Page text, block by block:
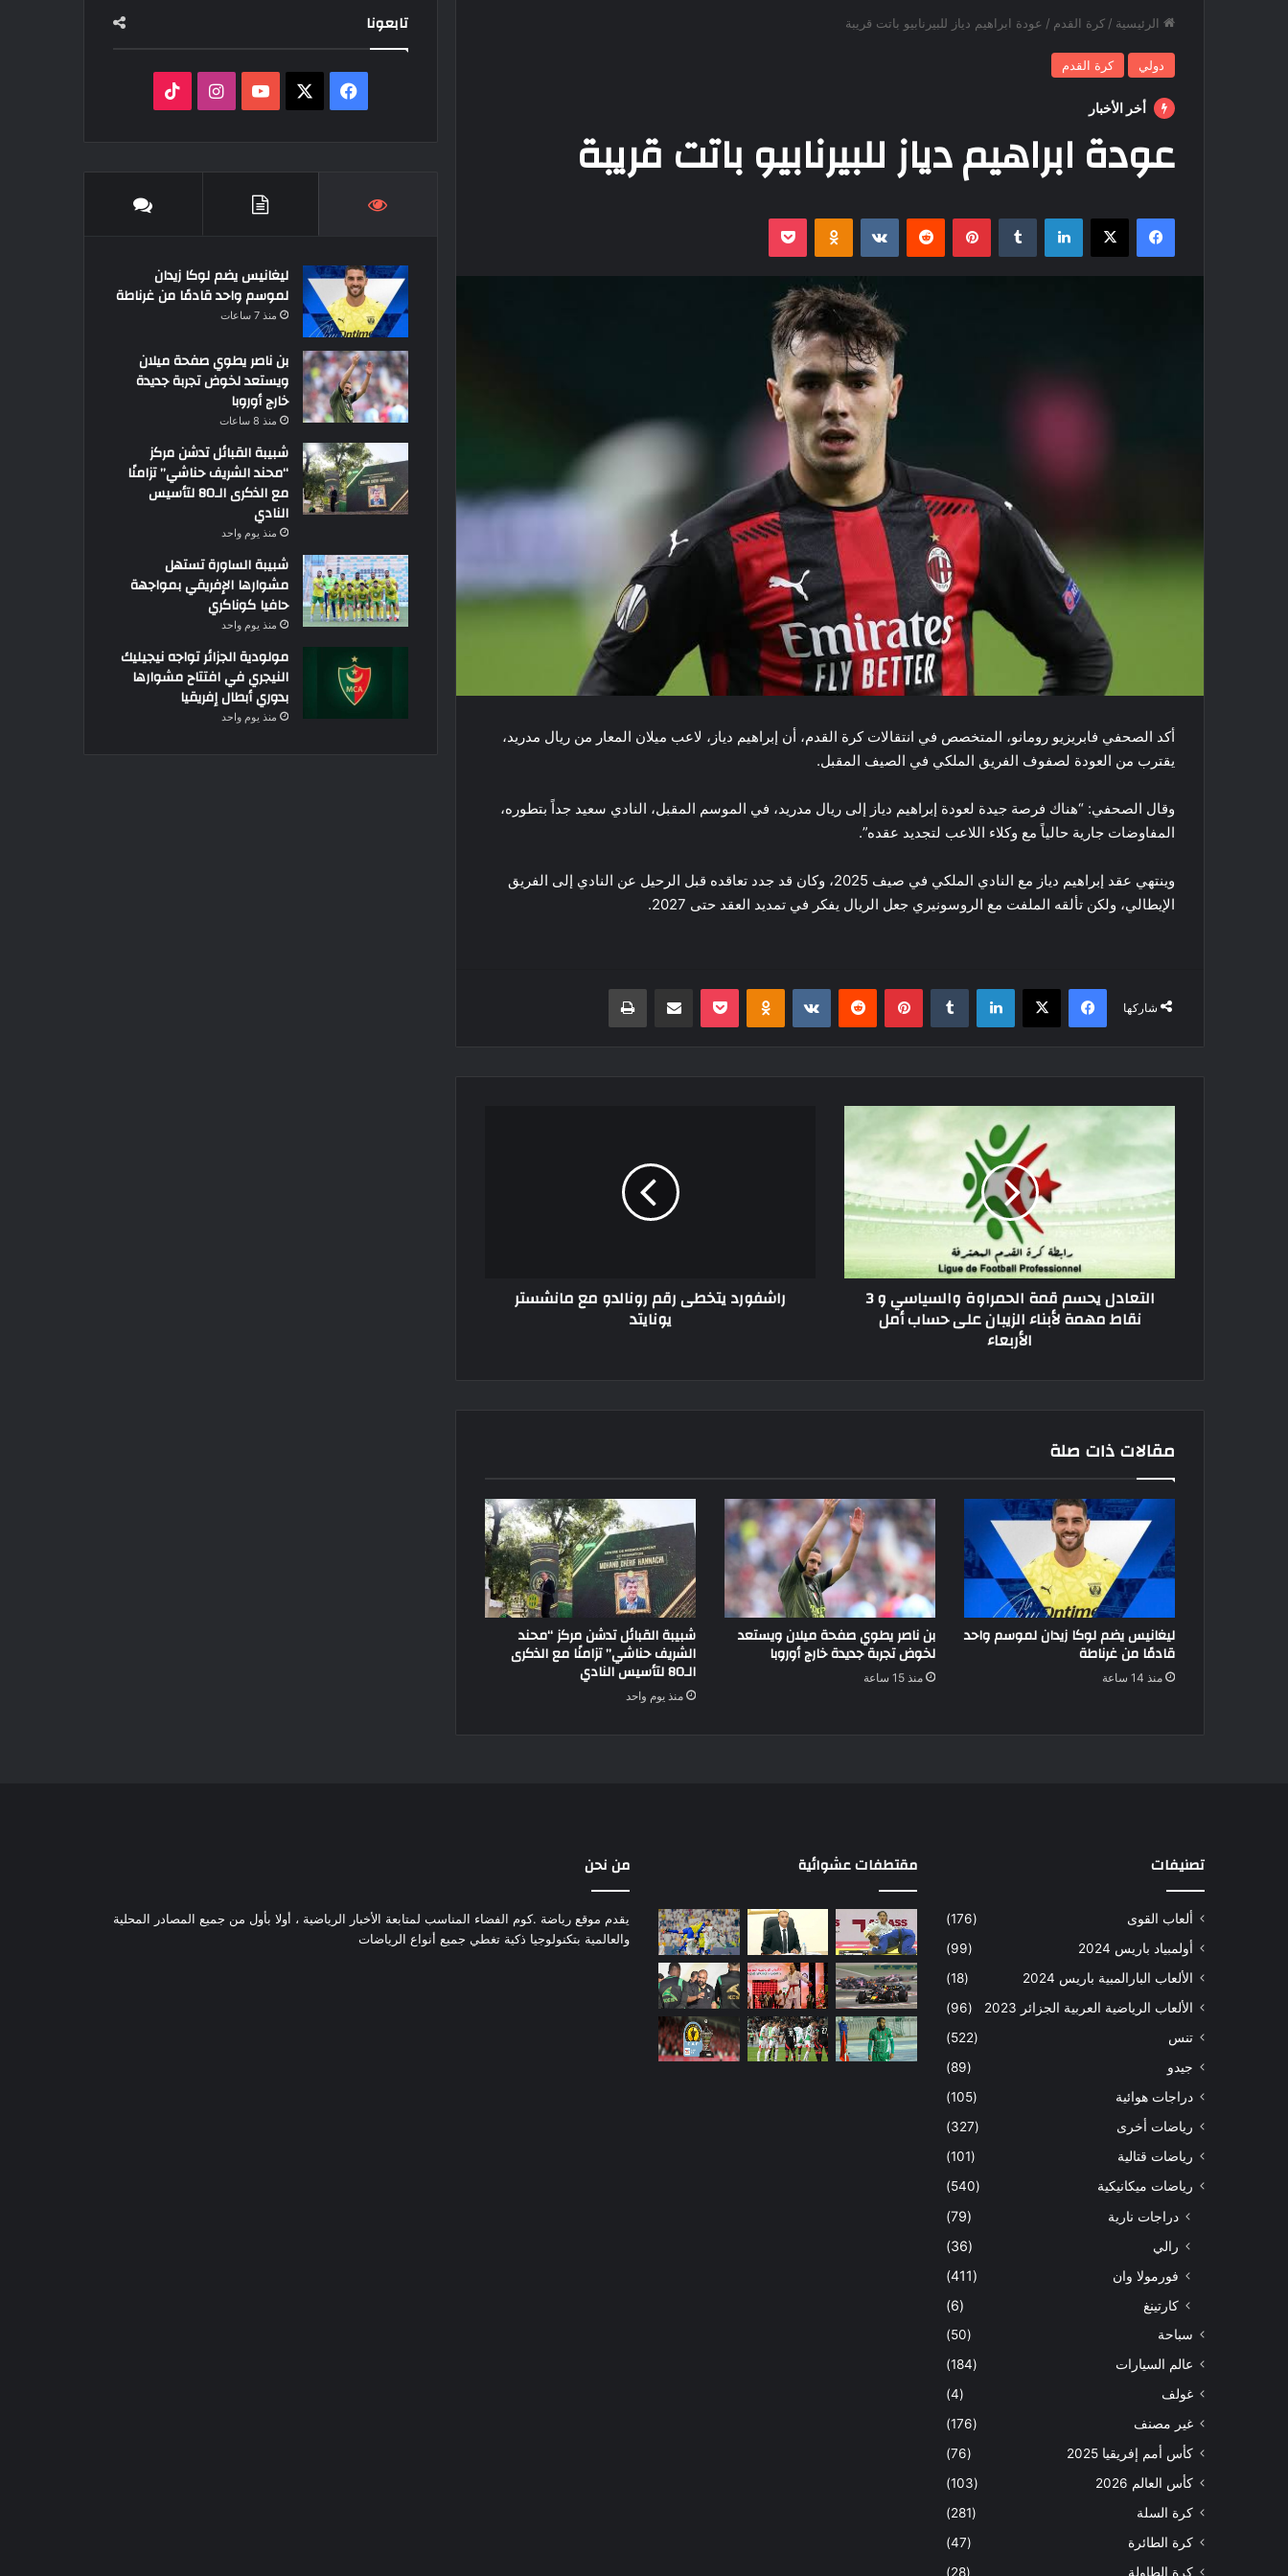
الرئيسية / كرة القدم / عودة ابراهيم دياز للبيرنابيو باتت قريبة
دولي كرة القدم
أخر الأخبار
عودة ابراهيم دياز للبيرنابيو باتت قريبة
فيسبوك ‫X لينكدإن بينتيريست Odnoklassniki
‫Pocket
أكد الصحفي فابريزيو رومانو، المتخصص في انتقالات كرة القدم، أن إبراهيم دياز، لاعب ميلان المعار من ريال مدريد،
يقترب من العودة لصفوف الفريق الملكي في الصيف المقبل.
وقال الصحفي: “هناك فرصة جيدة لعودة إبراهيم دياز إلى ريال مدريد، في الموسم المقبل، النادي سعيد جداً بتطوره،
المفاوضات جارية حالياً مع وكلاء اللاعب لتجديد عقده”.
وينتهي عقد إبراهيم دياز مع النادي الملكي في صيف 2025، وكان قد جدد تعاقده قبل الرحيل عن النادي إلى الفريق
الإيطالي، ولكن تألقه الملفت مع الروسونيري جعل الريال يفكر في تمديد العقد حتى 2027.
شاركها
فيسبوك ‫X لينكدإن بينتيريست Odnoklassniki
‫Pocket مشاركة عبر البريد طباعة
يحسم
الحمراوة
والسياسي
و
مهمة
لأبناء
الزيبان
التعادل يحسم قمة الحمراوة والسياسي و 3
نقاط مهمة لأبناء الزيبان على حساب أمل
الأربعاء
راشفورد يتخطى رقم رونالدو مع مانشستر
يونايتد
مقالات ذات صلة
ليغانيس يضم لوكا زيدان لموسم واحد
قادمًا من غرناطة
منذ 14 ساعة
بن ناصر يطوي صفحة ميلان ويستعد
لخوض تجربة جديدة خارج أوروبا
منذ 15 ساعة
شبيبة القبائل تدشن مركز “محند
الشريف حناشي” تزامنًا مع الذكرى
الـ80 لتأسيس النادي
منذ يوم واحد
تابعونا
فيسبوك ‫YouTubeانستقرام
ليغانيس يضم لوكا زيدان
لموسم واحد قادمًا من غرناطة
منذ 7 ساعات
بن ناصر يطوي صفحة ميلان
ويستعد لخوض تجربة جديدة
خارج أوروبا
منذ 8 ساعات
شبيبة القبائل تدشن مركز
“محند الشريف حناشي” تزامنًا
مع الذكرى الـ80 لتأسيس
النادي
منذ يوم واحد
شبيبة الساورة تستهل
مشوارها الإفريقي بمواجهة
حافيا كوناكري
منذ يوم واحد
مولودية الجزائر تواجه نيجيليك
النيجري في افتتاح مشوارها
بدوري أبطال إفريقيا
منذ يوم واحد
تصنيفات
ألعاب القوى
(176)
أولمبياد باريس 2024
(99)
الألعاب البارالمبية باريس 2024
(18)
الألعاب الرياضية العربية الجزائر 2023
(96)
تنس
(522)
جيدو
(89)
دراجات هوائية
(105)
رياضات أخرى
(327)
رياضات قتالية
(101)
رياضات ميكانيكية
(540)
دراجات نارية
(79)
رالي
(36)
فورمولا وان
(411)
كارتينغ
(6)
سباحة
(50)
عالم السيارات
(184)
غولف
(4)
غير مصنف
(176)
كأس أمم إفريقيا 2025
(76)
كأس العالم 2026
(103)
كرة السلة
(281)
كرة الطائرة
(47)
كرة الطاولة
(28)
مقتطفات عشوائية من نحن
يقدم موقع رياضة .كوم الفضاء المناسب لمتابعة الأخبار الرياضية ، أولا بأول من جميع المصادر المحلية
والعالمية بتكنولوجيا ذكية تغطي جميع أنواع الرياضات